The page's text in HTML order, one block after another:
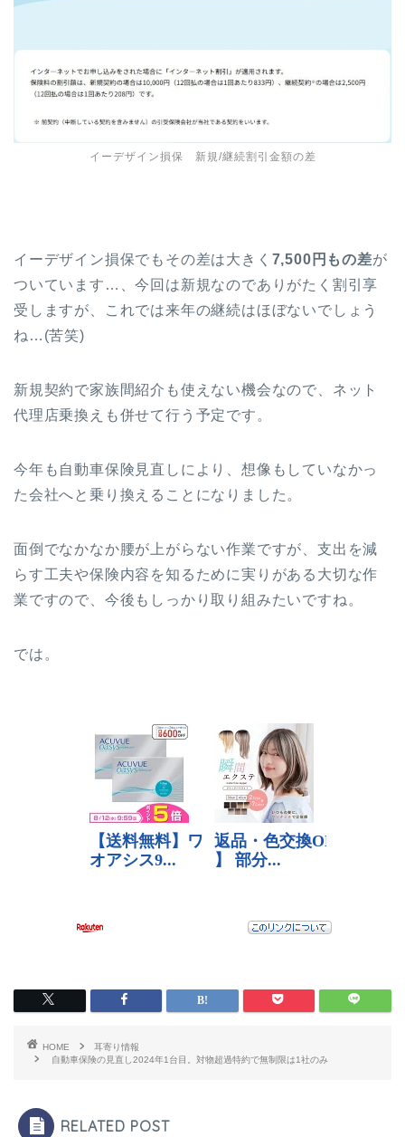
イーデザイン損保 新規/継続割引金額の差
イーデザイン損保でもその差は大きく 7,500円もの差が
ついています…、今回は新規なのでありがたく割引享
受しますが、これでは来年の継続はほぼないでしょう
ね…(苦笑)
新規契約で家族間紹介も使えない機会なので、ネット
代理店乗換えも併せて行う予定です。
今年も自動車保険見直しにより、想像もしていなかっ
た会社へと乗り換えることになりました。
面倒でなかなか腰が上がらない作業ですが、支出を減
らす工夫や保険内容を知るために実りがある大切な作
業ですので、今後もしっかり取り組みたいですね。
では。
HOME
耳寄り情報
自動車保険の見直し2024年1台目。対物超過特約で無制限は1社のみ
RELATED POST